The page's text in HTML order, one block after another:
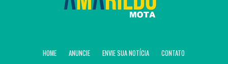
HOME ANUNCIE ENVIE SUA NOTÍCIA CONTATO